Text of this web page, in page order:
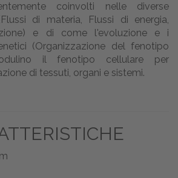
coinvolti nelle diverse
di materia, Flussi di energia,
e di come l'evoluzione e i
(Organizzazione del fenotipo
il fenotipo cellulare per
di tessuti, organi e sistemi.